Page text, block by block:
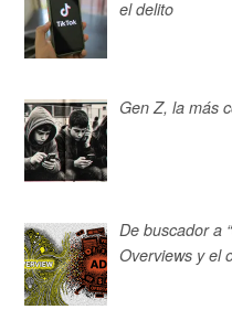
el delito
Gen Z, la más
De buscador a
Overviews y el